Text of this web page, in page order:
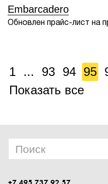
Embarcadero
Обновлен прайс-лист на
1 ... 93 94 95
Показать все